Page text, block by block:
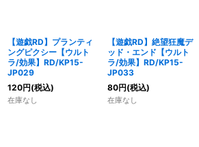
【遊戯RD】プランティ
ングピクシー【ウルト
ラ/効果】RD/KP15-
JP029
120円(税込)
在庫なし
【遊戯RD】絶望狂魔デ
ッド・エンド【ウルト
ラ/効果】RD/KP15-
JP033
80円(税込)
在庫なし